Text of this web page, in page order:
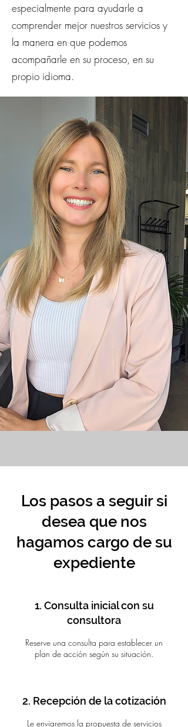
especialmente para ayudarle a
comprender mejor nuestros servicios y
la manera en que podemos
acompañarle en su proceso, en su
propio idioma.
Los pasos a seguir si
desea que nos
hagamos cargo de su
expediente
1. Consulta inicial con su
consultora
Reserve una consulta para establecer un
plan de acción según su situación.
2. Recepción de la cotización
Le enviaremos la propuesta de servicios